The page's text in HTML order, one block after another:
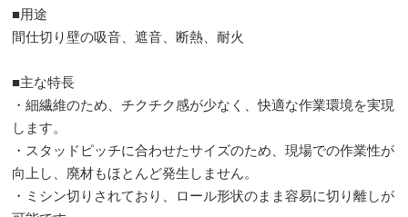
■用途
間仕切り壁の吸音、遮音、断熱、耐火
■主な特長
・細繊維のため、チクチク感が少なく、快適な作業環境を実現
します。
・スタッドピッチに合わせたサイズのため、現場での作業性が
向上し、廃材もほとんど発生しません。
・ミシン切りされており、ロール形状のまま容易に切り離しが